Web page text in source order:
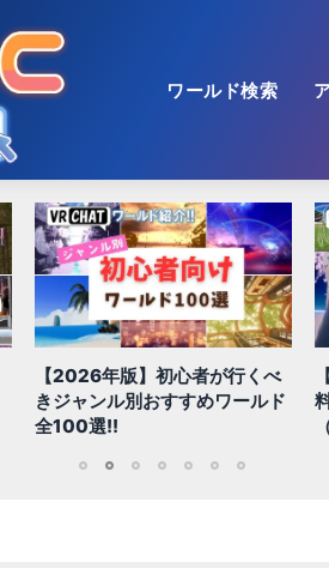
ワールド検索
【2026年版】初心者必見!!無
料で使えるVRChatアバター
（アバターワールド紹介）